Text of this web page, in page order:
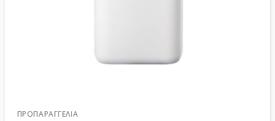
ΠΡΟΠΑΡΑΓΓΕΛΊΑ